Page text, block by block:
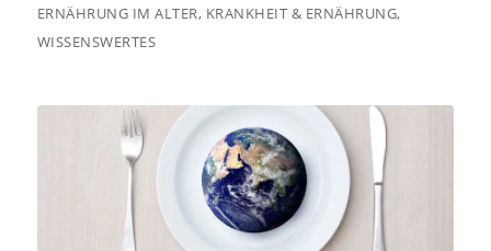
ERNÄHRUNG IM ALTER, KRANKHEIT & ERNÄHRUNG,
WISSENSWERTES